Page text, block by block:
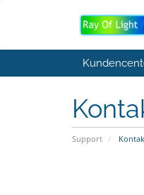
Support